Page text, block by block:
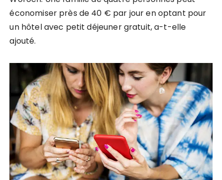
économiser près de 40 € par jour en optant pour
un hôtel avec petit déjeuner gratuit, a-t-elle
ajouté.